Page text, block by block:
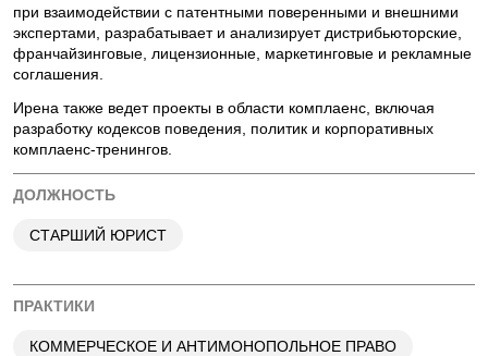
при взаимодействии с патентными поверенными и внешними
экспертами, разрабатывает и анализирует дистрибьюторские,
франчайзинговые, лицензионные, маркетинговые и рекламные
соглашения.
Ирена также ведет проекты в области комплаенс, включая
разработку кодексов поведения, политик и корпоративных
комплаенс-тренингов.
ДОЛЖНОСТЬ
СТАРШИЙ ЮРИСТ
ПРАКТИКИ
КОММЕРЧЕСКОЕ И АНТИМОНОПОЛЬНОЕ ПРАВО